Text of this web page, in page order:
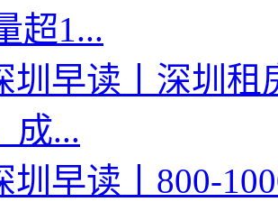
超1...
圳早读丨深圳
成...
圳早读丨800-